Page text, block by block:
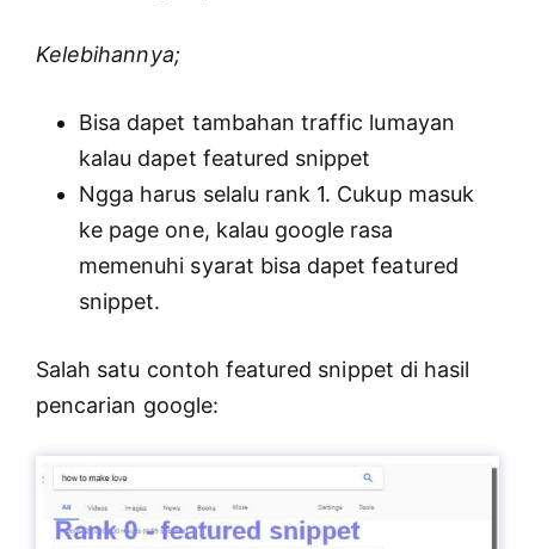
Kelebihannya;
Bisa dapet tambahan traffic lumayan
kalau dapet featured snippet
Ngga harus selalu rank 1. Cukup masuk
ke page one, kalau google rasa
memenuhi syarat bisa dapet featured
snippet.
Salah satu contoh featured snippet di hasil
pencarian google: